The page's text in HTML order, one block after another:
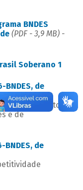
BNDES
(PDF - 3,9 MB) -
Soberano 1
BNDES, de
faturamento
e de
BNDES, de